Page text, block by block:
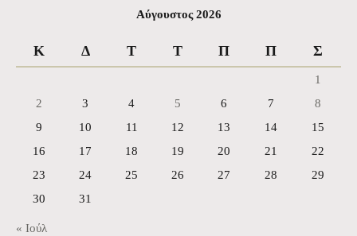
Αύγουστος 2026
Κ Δ Τ Τ Π Π Σ
1
2
3 4 5 6 7
8
9
10 11 12 13 14
15
16
17 18 19 20 21
22
23
24 25 26 27 28
29
30
31
« Ιούλ